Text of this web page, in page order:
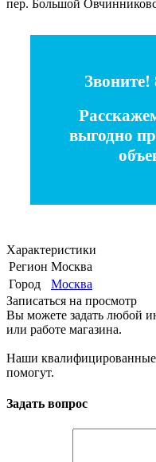
пер. Большой
Звоните!
выгодно
Характеристики
Регион Москва
Город
Москва
Записаться на просмотр
Вы можете задать любой
или работе магазина.
Наши квалифицированные
помогут.
Задать вопрос